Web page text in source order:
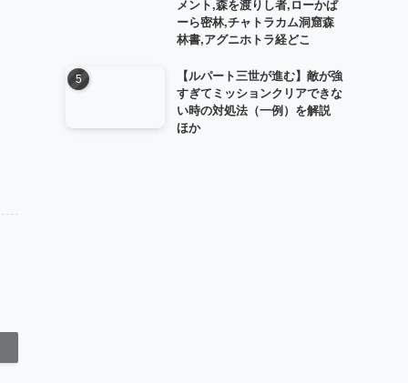
メント,森を渡りし者,ローかぱ
ーら密林,チャトラカム洞窟森
林書,アグニホトラ経どこ
【ルパート三世が進む】敵が強
すぎてミッションクリアできな
い時の対処法（一例）を解説
ほか